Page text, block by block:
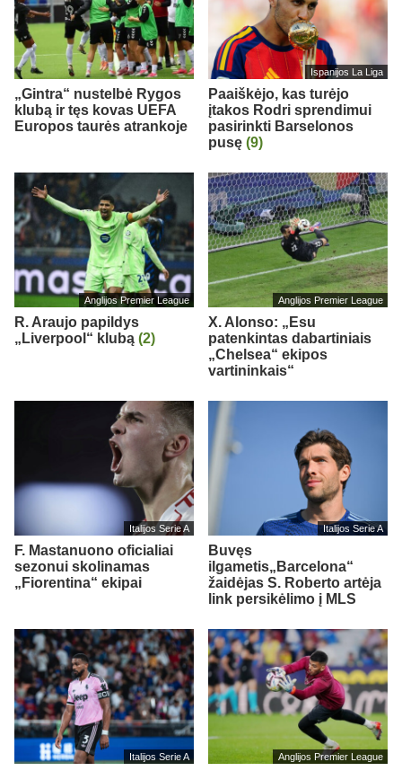
„Gintra“ nustelbė Rygos
klubą ir tęs kovas UEFA
Europos taurės atrankoje
Ispanijos La Liga
Paaiškėjo, kas turėjo
įtakos Rodri sprendimui
pasirinkti Barselonos
pusę (9)
Anglijos Premier League
R. Araujo papildys
„Liverpool“ klubą (2)
Anglijos Premier League
X. Alonso: „Esu
patenkintas dabartiniais
„Chelsea“ ekipos
vartininkais“
Italijos Serie A
F. Mastanuono oficialiai
sezonui skolinamas
„Fiorentina“ ekipai
Italijos Serie A
Buvęs
ilgametis„Barcelona“
žaidėjas S. Roberto artėja
link persikėlimo į MLS
Italijos Serie A Anglijos Premier League